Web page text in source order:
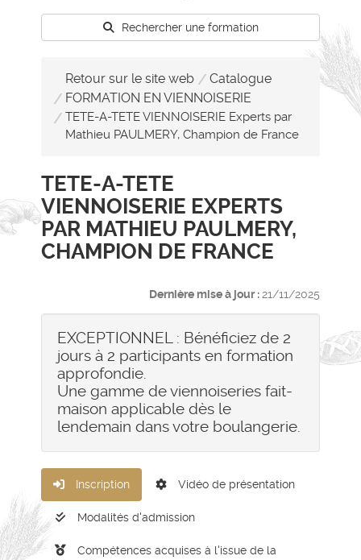
Rechercher une formation
Retour sur le site web
Catalogue
FORMATION EN VIENNOISERIE
TETE-A-TETE VIENNOISERIE Experts par
Mathieu PAULMERY, Champion de France
TETE-A-TETE
VIENNOISERIE EXPERTS
PAR MATHIEU PAULMERY,
CHAMPION DE FRANCE
Dernière mise à jour : 21/11/2025
EXCEPTIONNEL : Bénéficiez de 2
jours à 2 participants en formation
approfondie.
Une gamme de viennoiseries fait-
maison applicable dès le
lendemain dans votre boulangerie.
Inscription Vidéo de présentation
Modalités d'admission
Compétences acquises à l'issue de la